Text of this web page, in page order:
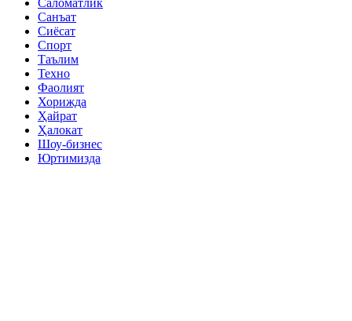
Саломатлик
Санъат
Сиёсат
Спорт
Таълим
Техно
Фаолият
Хорижда
Ҳайрат
Ҳалокат
Шоу-бизнес
Юртимизда